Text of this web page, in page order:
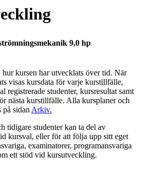
9,0 hp
kursen har utvecklats över tid. När
visas kursdata för varje kurstillfälle,
registrerade studenter, kursresultat samt
nästa kurstillfälle. Alla kursplaner och
på sidan Arkiv.
tidigare studenter kan ta del av
kursval, eller för att följa upp sitt eget
examinatorer, programansvariga
ett stöd vid kursutveckling.